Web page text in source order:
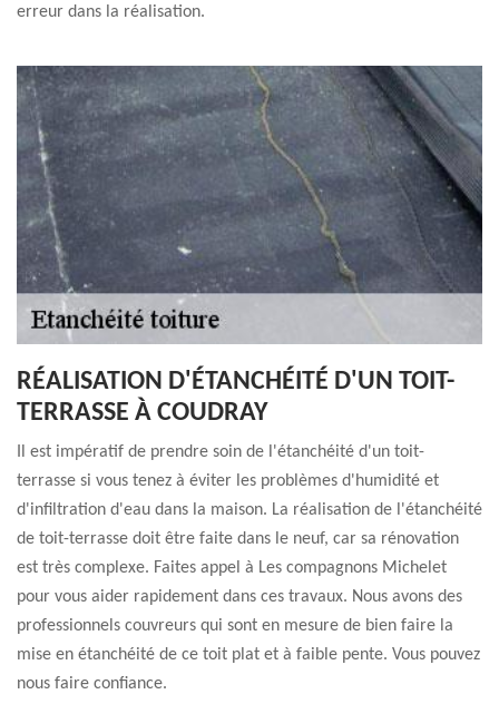
erreur dans la réalisation.
RÉALISATION D'ÉTANCHÉITÉ D'UN TOIT-
TERRASSE À COUDRAY
Il est impératif de prendre soin de l'étanchéité d'un toit-
terrasse si vous tenez à éviter les problèmes d'humidité et
d'infiltration d'eau dans la maison. La réalisation de l'étanchéité
de toit-terrasse doit être faite dans le neuf, car sa rénovation
est très complexe. Faites appel à Les compagnons Michelet
pour vous aider rapidement dans ces travaux. Nous avons des
professionnels couvreurs qui sont en mesure de bien faire la
mise en étanchéité de ce toit plat et à faible pente. Vous pouvez
nous faire confiance.